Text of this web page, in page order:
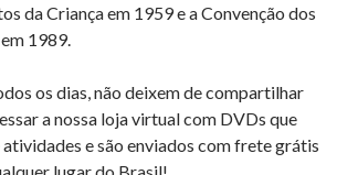
da Criança em 1959 e a Convenção dos
1989.
os dias, não deixem de compartilhar
a nossa loja virtual com DVDs que
e são enviados com frete grátis